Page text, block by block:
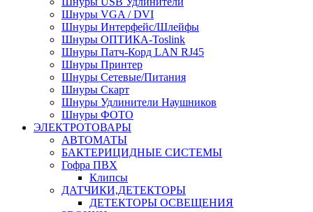
Шнуры VGA / DVI
Шнуры Интерфейс/Шлейфы
Шнуры ОПТИКА-Toslink
Шнуры Патч-Корд LAN RJ45
Шнуры Принтер
Шнуры Сетевые/Питания
Шнуры Скарт
Шнуры Удлинители Наушников
Шнуры ФОТО
ЭЛЕКТРОТОВАРЫ
АВТОМАТЫ
БАКТЕРИЦИДНЫЕ СИСТЕМЫ
Гофра ПВХ
Клипсы
ДАТЧИКИ,ДЕТЕКТОРЫ
ДЕТЕКТОРЫ ОСВЕЩЕНИЯ